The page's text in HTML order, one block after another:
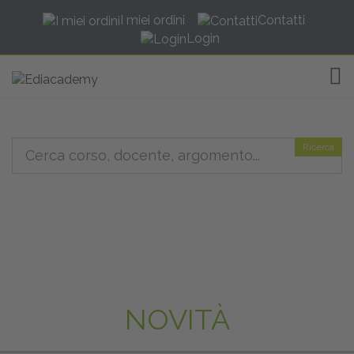
I miei ordini
Contatti
Login
Ricerca
NOVITÀ